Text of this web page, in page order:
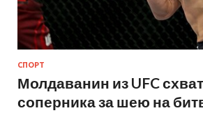
СПОРТ
Молдаванин из UFC
соперника за шею на